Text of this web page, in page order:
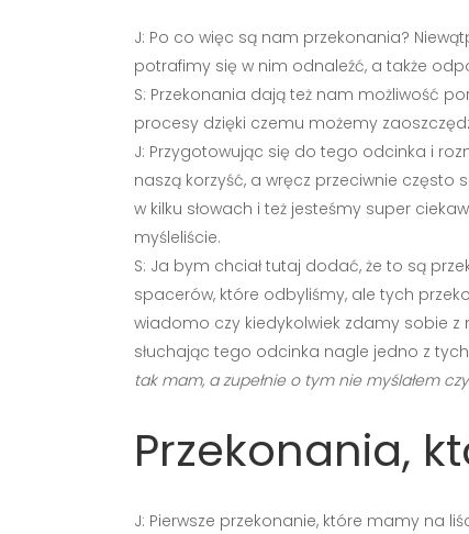
J: Po co więc są nam przekonania?
potrafimy się w nim odnaleźć, a także
S: Przekonania dają też nam możliwość
procesy dzięki czemu możemy
J: Przygotowując się do tego odcinka i
naszą korzyść, a wręcz przeciwnie często
w kilku słowach i też jesteśmy super
myśleliście.
S: Ja bym chciał tutaj dodać, że to są
spacerów, które odbyliśmy, ale tych
wiadomo czy kiedykolwiek zdamy sobie
słuchając tego odcinka nagle jedno z
tak mam, a zupełnie o tym nie myślałem
Przekonania,
J: Pierwsze przekonanie, które mamy na